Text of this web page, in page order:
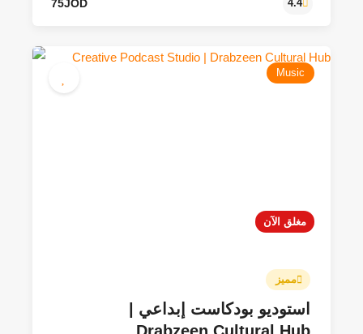
مغلق الآن
Music
مميز
استوديو بودكاست إبداعي |